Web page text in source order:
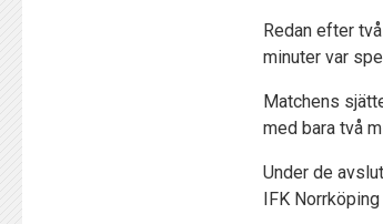
Redan efter
minuter var
Matchens
med bara två
Under de
IFK